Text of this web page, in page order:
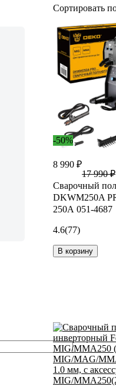
Сортировать
-50%
8 990 ₽
17 990 ₽
Сварочный
DKWM250A
250А 051-4687
4.6(77)
В корзину